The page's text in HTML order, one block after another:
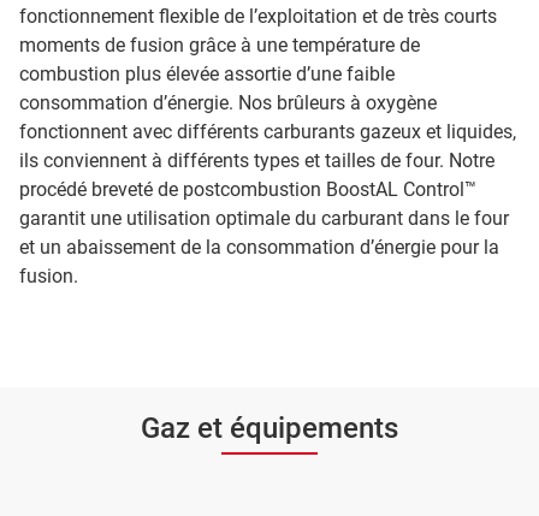
fonctionnement flexible de l’exploitation et de très courts
moments de fusion grâce à une température de
combustion plus élevée assortie d’une faible
consommation d’énergie. Nos brûleurs à oxygène
fonctionnent avec différents carburants gazeux et liquides,
ils conviennent à différents types et tailles de four. Notre
procédé breveté de postcombustion BoostAL Control™
garantit une utilisation optimale du carburant dans le four
et un abaissement de la consommation d’énergie pour la
fusion.
Gaz et équipements